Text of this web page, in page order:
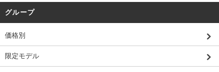
グループ
価格別
限定モデル